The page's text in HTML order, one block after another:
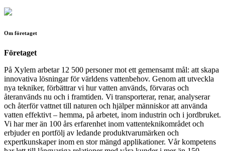
Om företaget
Företaget
På Xylem arbetar 12 500 personer mot ett gemensamt mål: att skapa
innovativa lösningar för världens vattenbehov. Genom att utveckla
nya tekniker, förbättrar vi hur vatten används, förvaras och
återanvänds nu och i framtiden. Vi transporterar, renar, analyserar
och återför vattnet till naturen och hjälper människor att använda
vatten effektivt – hemma, på arbetet, inom industrin och i jordbruket.
Vi har mer än 100 års erfarenhet inom vattenteknikområdet och
erbjuder en portfölj av ledande produktvarumärken och
expertkunskaper inom en stor mängd applikationer. Vår kompetens